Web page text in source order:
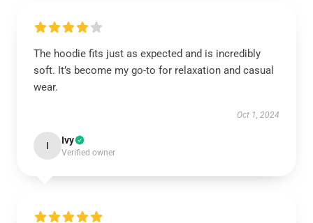
The hoodie fits just as expected and is incredibly
soft. It’s become my go-to for relaxation and casual
wear.
Oct 1, 2024
I Ivy
Verified owner